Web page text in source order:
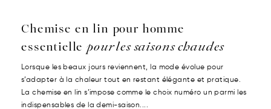
Chemise en lin pour homme
essentiellepour les saisons chaudes
Lorsque les beaux jours reviennent, la mode évolue pour
s’adapter à la chaleur tout en restant élégante et pratique.
La chemise en lin s’impose comme le choix numéro un parmi les
indispensables de la demi-saison....